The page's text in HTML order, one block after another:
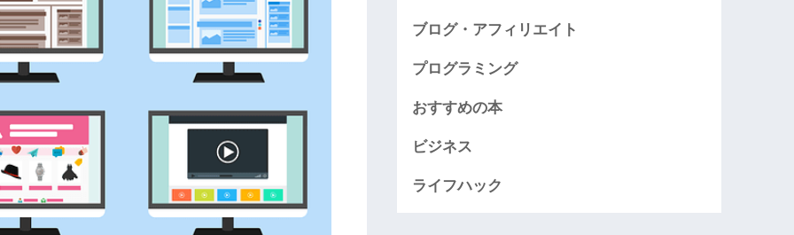
ブログ・アフィリエイト
プログラミング
おすすめの本
ビジネス
ライフハック